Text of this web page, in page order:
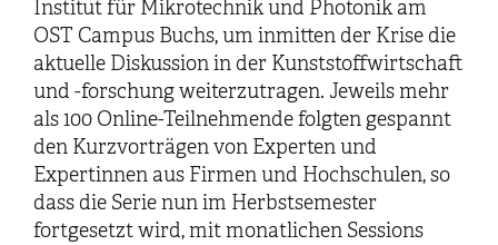
Institut für Mikrotechnik und Photonik am
OST Campus Buchs, um inmitten der Krise die
aktuelle Diskussion in der Kunststoffwirtschaft
und -forschung weiterzutragen. Jeweils mehr
als 100 Online-Teilnehmende folgten gespannt
den Kurzvorträgen von Experten und
Expertinnen aus Firmen und Hochschulen, so
dass die Serie nun im Herbstsemester
fortgesetzt wird, mit monatlichen Sessions